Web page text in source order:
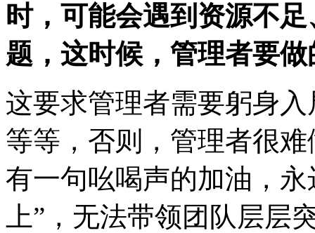
时，可能会遇到资源不
题，这时候，管理者要
这要求管理者需要躬身
等等，否则，管理者很
有一句吆喝声的加油，
上”，无法带领团队层层